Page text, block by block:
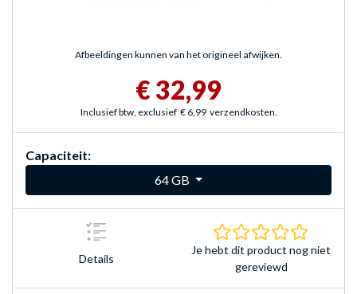
Afbeeldingen kunnen van het origineel afwijken.
€ 32,99
Inclusief btw, exclusief € 6,99 verzendkosten.
Capaciteit:
64 GB
Details
Je hebt dit product nog niet
gereviewd